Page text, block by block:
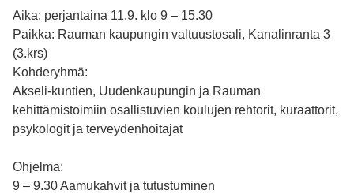
Aika: perjantaina 11.9. klo 9 – 15.30
Paikka: Rauman kaupungin valtuustosali, Kanalinranta 3
(3.krs)
Kohderyhmä:
Akseli-kuntien, Uudenkaupungin ja Rauman
kehittämistoimiin osallistuvien koulujen rehtorit, kuraattorit,
psykologit ja terveydenhoitajat
Ohjelma:
9 – 9.30 Aamukahvit ja tutustuminen